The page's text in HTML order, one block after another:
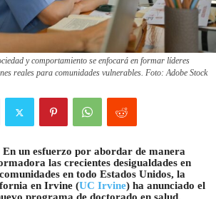
y comportamiento se enfocará en formar líderes
reales para comunidades vulnerables. Foto: Adobe Stock
un esfuerzo por abordar de manera
las crecientes desigualdades en
en todo Estados Unidos, la
en Irvine (UC Irvine) ha anunciado el